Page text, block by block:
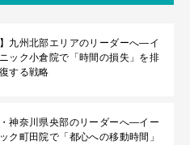
】九州北部エリアのリーダーへ—イ
ック小倉院で「時間の損失」を排
する戦略
・神奈川県央部のリーダーへ—イー
ク町田院で「都心への移動時間」